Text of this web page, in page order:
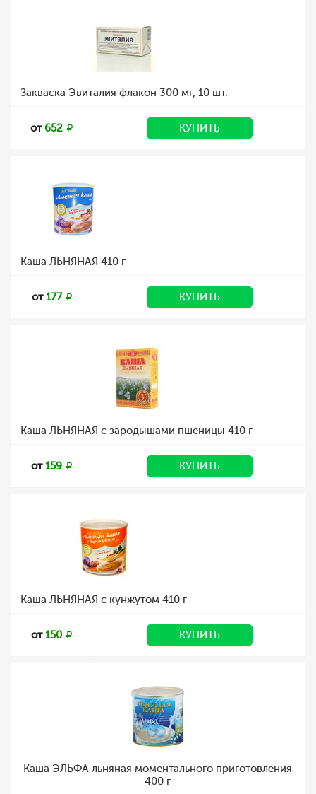
Закваска Эвиталия флакон 300 мг, 10 шт.
от652 КУПИТЬ
Каша ЛЬНЯНАЯ 410 г
от177 КУПИТЬ
Каша ЛЬНЯНАЯ с зародышами пшеницы 410 г
от159 КУПИТЬ
Каша ЛЬНЯНАЯ с кунжутом 410 г
от150 КУПИТЬ
Каша ЭЛЬФА льняная моментального приготовления
400 г